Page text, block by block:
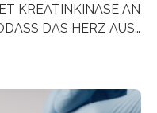
KREATINKINASE AN
DAS HERZ AUS
Herzinsuffizienz
Energietransport bei